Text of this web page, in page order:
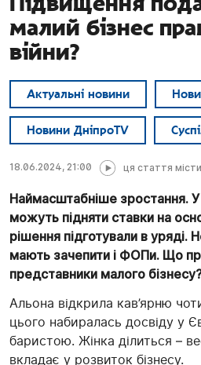
малий бізнес
війни?
Актуальні новини
Новини ДніпроTV
18.06.2024, 21:00 ця стаття
Наймасштабніше зростання.
можуть підняти ставки на
рішення підготували в уряді.
мають зачепити і ФОПи. Що
представники малого
Альона відкрила кав’ярню
цього набиралась досвіду у
баристою. Жінка ділиться –
вкладає у розвиток бізнесу.